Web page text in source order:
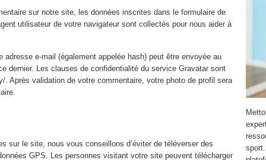
sur notre site, les données inscrites dans le formulaire de
utilisateur de votre navigateur sont collectés pour nous aider à
e-mail (également appelée hash) peut être envoyée au
dernier. Les clauses de confidentialité du service Gravatar sont
Après validation de votre commentaire, votre photo de profil sera
sur le site, nous vous conseillons d’éviter de téléverser des
GPS. Les personnes visitant votre site peuvent télécharger